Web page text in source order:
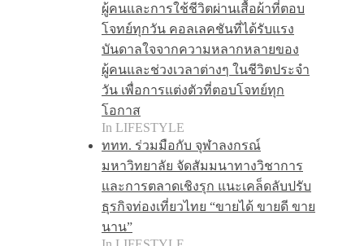
ผู้คนและการใช้ชีวิตผ่านเสื้อผ้าที่ตอบ
โจทย์ทุกวัน คอลเลคชันที่ได้รับแรง
บันดาลใจจากความหลากหลายของ
ผู้คนและช่วงเวลาต่างๆ ในชีวิตประจำ
วัน เพื่อการแต่งตัวที่ตอบโจทย์ทุก
โอกาส
In LIFESTYLE
ททท. ร่วมมือกับ จุฬาลงกรณ์
มหาวิทยาลัย จัดสัมมนาทางวิชาการ
และการตลาดเชิงรุก แนะเคล็ดลับปรับ
ธุรกิจท่องเที่ยวไทย “ขายได้ ขายดี ขาย
นาน”